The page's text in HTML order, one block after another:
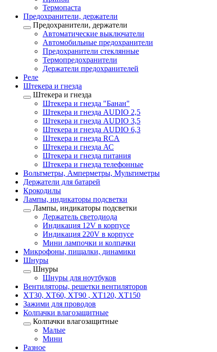
Термопаста
Предохранители, держатели
Предохранители, держатели
Автоматические выключатели
Автомобильные предохранители
Предохранители стеклянные
Термопредохранители
Держатели предохранителей
Реле
Штекера и гнезда
Штекера и гнезда
Штекера и гнезда "Банан"
Штекера и гнезда AUDIO 2,5
Штекера и гнезда AUDIO 3,5
Штекера и гнезда AUDIO 6,3
Штекера и гнезда RCA
Штекера и гнезда АС
Штекера и гнезда питания
Штекера и гнезда телефонные
Вольтметры, Амперметры, Мультиметры
Держатели для батарей
Крокодилы
Лампы, индикаторы подсветки
Лампы, индикаторы подсветки
Держатель светодиода
Индикация 12V в корпусе
Индикация 220V в корпусе
Мини лампочки и колпачки
Микрофоны, пищалки, динамики
Шнуры
Шнуры
Шнуры для ноутбуков
Вентиляторы, решетки вентиляторов
XT30, XT60, XT90 , XT120, XT150
Зажими для проводов
Колпачки влагозащитные
Колпачки влагозащитные
Малые
Мини
Разное